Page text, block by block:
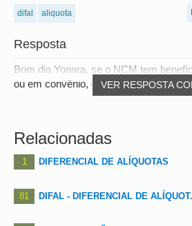
difal aliquota
Resposta
VER RESPOSTA
Bom dia Yonara, se o NCM tem
ou em convênio, deverá sim levar em
Relacionadas
1 DIFERENCIAL DE ALÍQUOTAS
81 DIFAL - DIFERENCIAL DE